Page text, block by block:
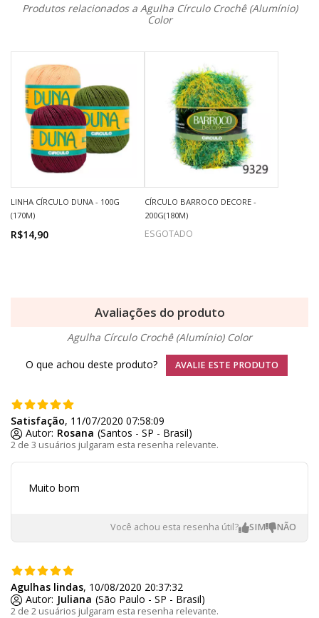
Produtos relacionados a Agulha Círculo Crochê (Alumínio)
Color
LINHA CÍRCULO DUNA - 100G
(170M)
R$14,90
CÍRCULO BARROCO DECORE -
200G(180M)
ESGOTADO
Avaliações do produto
Agulha Círculo Crochê (Alumínio) Color
O que achou deste produto?
AVALIE ESTE PRODUTO
2 de 3 usuários julgaram esta resenha relevante.
Satisfação, 11/07/2020 07:58:09
Autor: Rosana (Santos - SP - Brasil)
Muito bom
Você achou esta resenha útil?
2 de 2 usuários julgaram esta resenha relevante.
Agulhas lindas, 10/08/2020 20:37:32
Autor: Juliana (São Paulo - SP - Brasil)